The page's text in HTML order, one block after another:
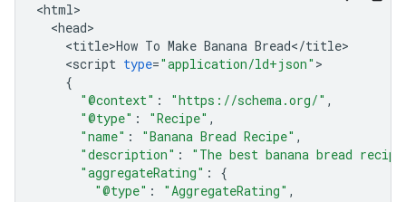
<html
<head
<title>How To Make Banana Bread</title
<script type="application/ld+json"
{
"@context" : "https://schema.org/" ,
"@type" : "Recipe" ,
"name" : "Banana Bread Recipe" ,
"description" :
"The best banana bread
"aggregateRating" :
{
"@type" : "AggregateRating" ,